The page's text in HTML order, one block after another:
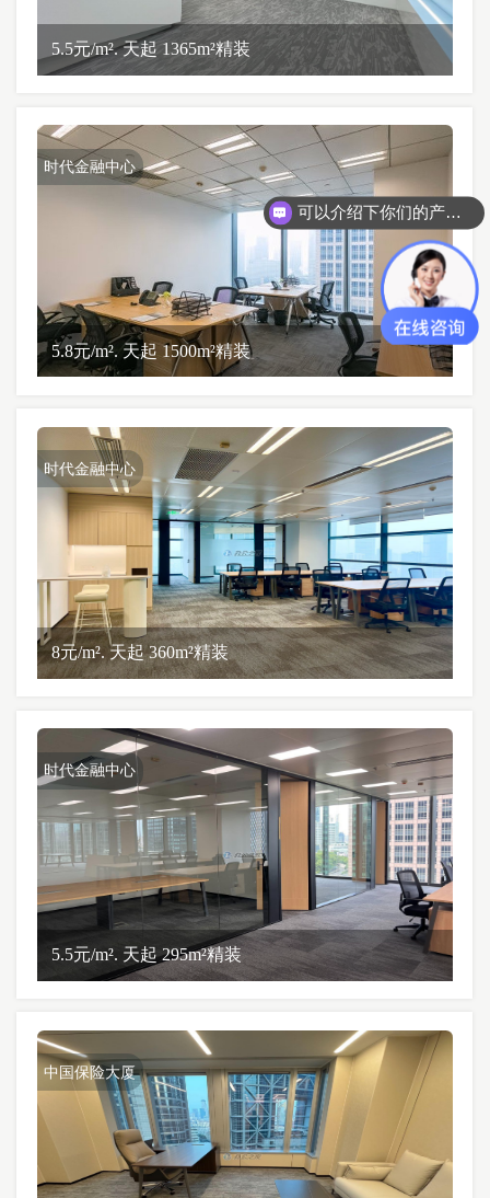
5.5元/m². 天起 1365m²精装
时代金融中心
5.8元/m². 天起 1500m²精装
时代金融中心
8元/m². 天起 360m²精装
时代金融中心
5.5元/m². 天起 295m²精装
中国保险大厦
可以介绍下你们的产品么？
你们是怎么收费的呢？